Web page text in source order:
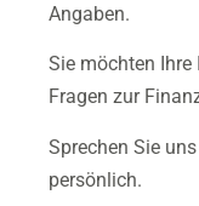
Angaben.
Sie möchten
Fragen zur
Sprechen Sie
persönlich.